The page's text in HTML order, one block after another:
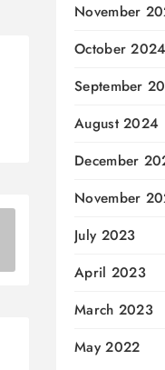
November
October 2024
September
August 2024
December
November
July 2023
April 2023
March 2023
May 2022